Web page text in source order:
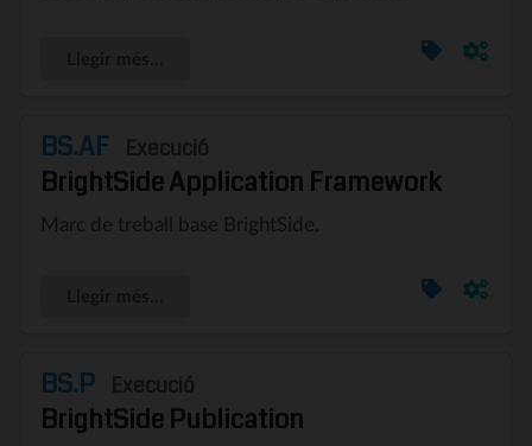
BS.AF
BrightSide Application Framework
Marc de treball base BrightSide.
BS.P
BrightSide Publication